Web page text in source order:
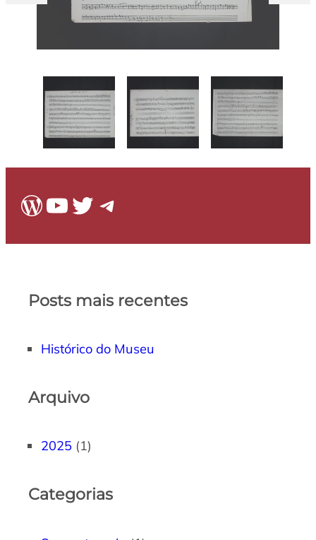
WordPress
Youtube
Twitter
Telegram
Posts mais recentes
Histórico do Museu
Arquivo
2025 (1)
Categorias